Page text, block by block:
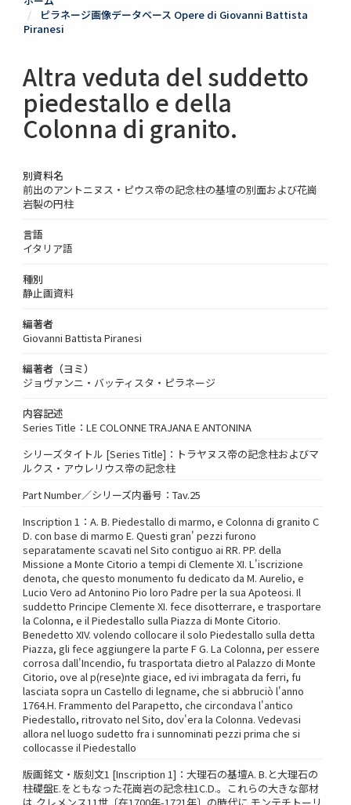
ピラネージ画像データベース Opere di Giovanni Battista
Piranesi
Altra veduta del suddetto
piedestallo e della
Colonna di granito.
別資料名
前出のアントニヌス・ピウス帝の記念柱の基壇の別面および花崗
岩製の円柱
言語
イタリア語
種別
静止画資料
編著者
Giovanni Battista Piranesi
編著者（ヨミ）
ジョヴァンニ・バッティスタ・ピラネージ
内容記述
Series Title：LE COLONNE TRAJANA E ANTONINA
シリーズタイトル [Series Title]：トラヤヌス帝の記念柱およびマ
ルクス・アウレリウス帝の記念柱
Part Number／シリーズ内番号：Tav.25
Inscription 1：A. B. Piedestallo di marmo, e Colonna di granito C
D. con base di marmo E. Questi gran' pezzi furono
separatamente scavati nel Sito contiguo ai RR. PP. della
Missione a Monte Citorio a tempi di Clemente XI. L'iscrizione
denota, che questo monumento fu dedicato da M. Aurelio, e
Lucio Vero ad Antonino Pio loro Padre per la sua Apoteosi. Il
suddetto Principe Clemente XI. fece disotterrare, e trasportare
la Colonna, e il Piedestallo sulla Piazza di Monte Citorio.
Benedetto XIV. volendo collocare il solo Piedestallo sulla detta
Piazza, gli fece aggiungere la parte F G. La Colonna, per essere
corrosa dall'Incendio, fu trasportata dietro al Palazzo di Monte
Citorio, ove al p(rese)nte giace, ed ivi imbragata da ferri, fu
lasciata sopra un Castello di legname, che si abbruciò l'anno
1764.H. Frammento del Parapetto, che circondava l'antico
Piedestallo, ritrovato nel Sito, dov'era la Colonna. Vedevasi
allora nel luogo sudetto fra i sunnominati pezzi prima che si
collocasse il Piedestallo
版画銘文・版刻文1 [Inscription 1]：大理石の基壇A. B.と大理石の
柱礎盤E.をともなった花崗岩の記念柱1C.D.。これらの大きな部材
は,クレメンス11世〔在1700年-1721年〕の時代に,モンテチトーリ